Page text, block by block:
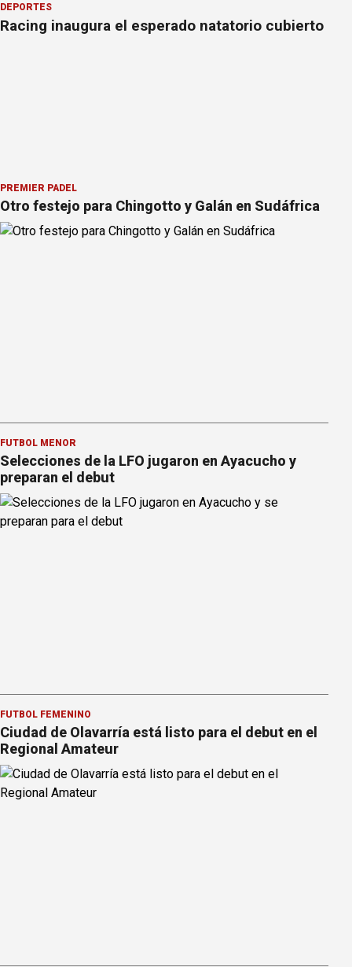
DEPORTES
Racing inaugura el esperado natatorio cubierto
PREMIER PÁDEL
Otro festejo para Chingotto y Galán en Sudáfrica
FÚTBOL MENOR
Selecciones de la LFO jugaron en Ayacucho y
preparan el debut
FÚTBOL FEMENINO
Ciudad de Olavarría está listo para el debut en el
Regional Amateur